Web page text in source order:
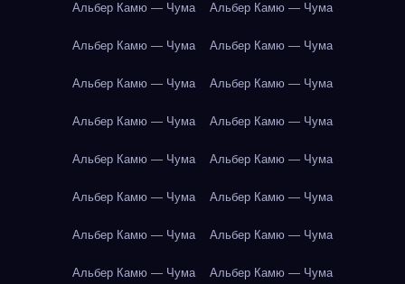
Альбер Камю — Чума Альбер Камю — Чума
Альбер Камю — Чума Альбер Камю — Чума
Альбер Камю — Чума Альбер Камю — Чума
Альбер Камю — Чума Альбер Камю — Чума
Альбер Камю — Чума Альбер Камю — Чума
Альбер Камю — Чума Альбер Камю — Чума
Альбер Камю — Чума Альбер Камю — Чума
Альбер Камю — Чума Альбер Камю — Чума